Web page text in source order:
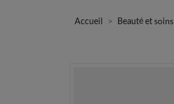
Accueil Beauté et soins